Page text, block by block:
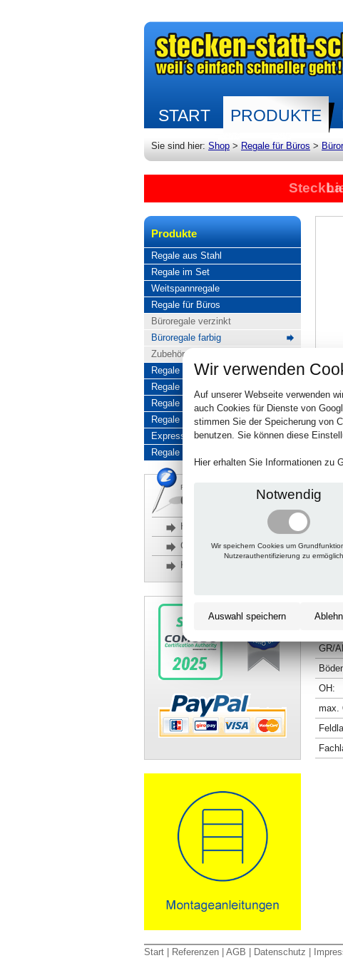
START PRODUKTE
Sie sind hier: Shop > Regale für Büros >
Produkte
Regale aus Stahl
Regale im Set
Weitspannregale
Regale für Büros
Büroregale verzinkt
Büroregale farbig
Zubehör für Büroregale
Regale für hohe Belastung
Regale für Reifen
Regale aus Edelstahl
Regale aus Aluminium
Express-Produkte
Regale Reduziert
Rückfragen, Hilfe, Bestellen?
06201 690095-0
Häufige Fragen
Glossar
Kontakt
GR/
OH:
max.
Start Referenzen AGB Datenschutz
Wir verwenden
Auf unserer Webseite verwenden
auch Cookies für Dienste von
stimmen Sie der Speicherung von
benutzen. Sie können diese
Hier erhalten Sie Informationen zu
Notwendig
Wir speichern Cookies um
Nutzerauthentifizierung zu
Auswahl speichern